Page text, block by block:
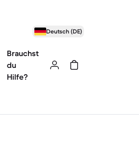
Deutsch (DE)
Brauchst
du
Hilfe?